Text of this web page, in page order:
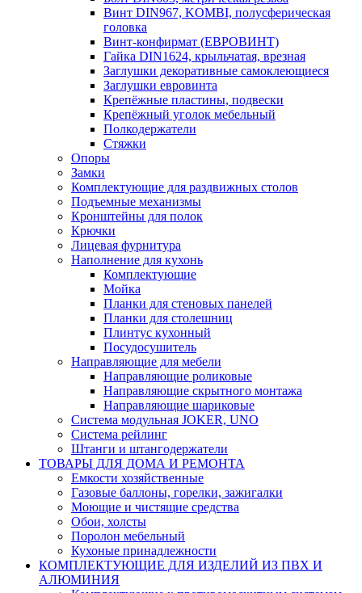
Винт DIN967, KOMBI, полусферическая
головка
Винт-конфирмат (ЕВРОВИНТ)
Гайка DIN1624, крыльчатая, врезная
Заглушки декоративные самоклеющиеся
Заглушки евровинта
Крепёжные пластины, подвески
Крепёжный уголок мебельный
Полкодержатели
Стяжки
Опоры
Замки
Комплектующие для раздвижных столов
Подъемные механизмы
Кронштейны для полок
Крючки
Лицевая фурнитура
Наполнение для кухонь
Комплектующие
Мойка
Планки для стеновых панелей
Планки для столешниц
Плинтус кухонный
Посудосушитель
Направляющие для мебели
Направляющие роликовые
Направляющие скрытного монтажа
Направляющие шариковые
Система модульная JOKER, UNO
Система рейлинг
Штанги и штангодержатели
ТОВАРЫ ДЛЯ ДОМА И РЕМОНТА
Емкости хозяйственные
Газовые баллоны, горелки, зажигалки
Моющие и чистящие средства
Обои, холсты
Поролон мебельный
Кухоные принадлежности
КОМПЛЕКТУЮЩИЕ ДЛЯ ИЗДЕЛИЙ ИЗ ПВХ И
АЛЮМИНИЯ